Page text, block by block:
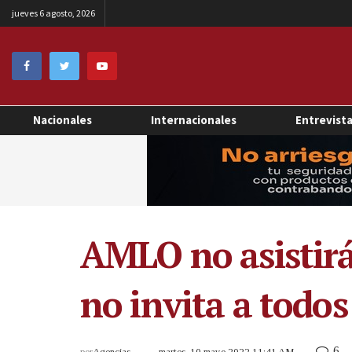
jueves 6 agosto, 2026
Nacionales Internacionales
AMLO no
no invita a todos